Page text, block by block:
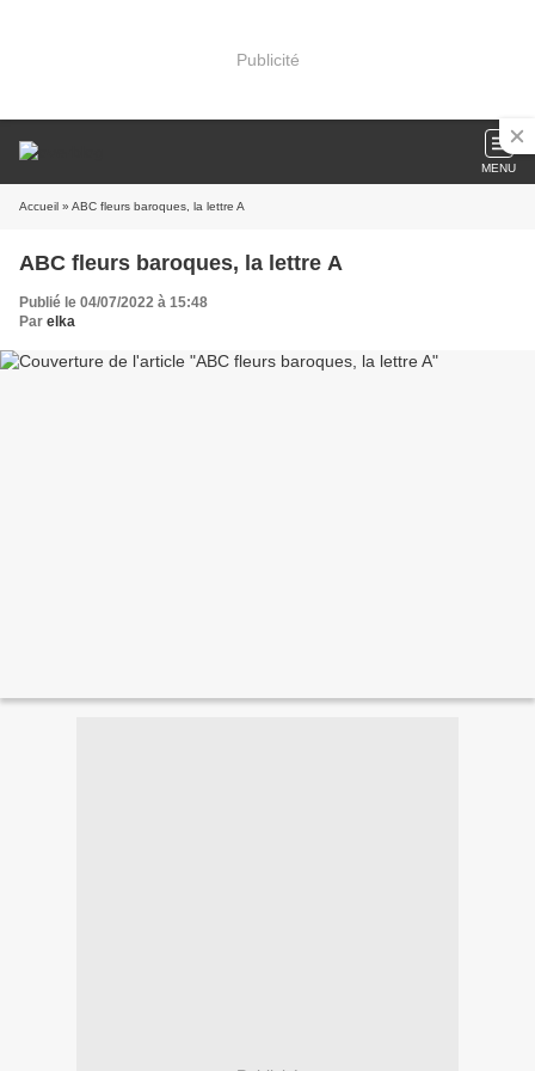
Publicité
MENU
Accueil » ABC fleurs baroques, la lettre A
ABC fleurs baroques, la lettre A
Publié le 04/07/2022 à 15:48
Par elka